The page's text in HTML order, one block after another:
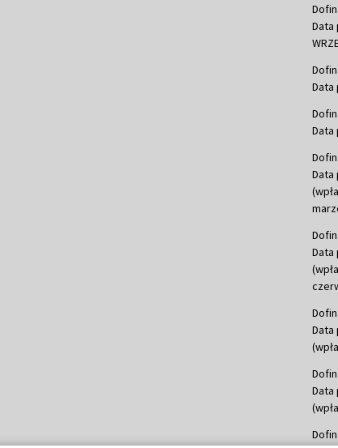
Data
Data
Data
Data
Data
Data
Data